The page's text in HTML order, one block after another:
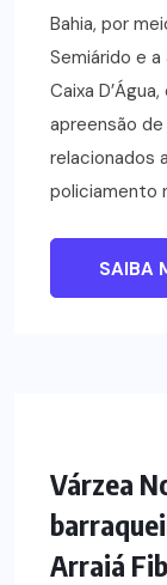
Bahia, por
Semiárido e a
Caixa
apreensão
relacionados
policiamento
SAIBA
Várzea
Arraiá